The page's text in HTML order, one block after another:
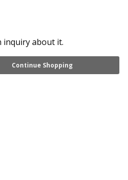
inquiry about it.
Continue Shopping